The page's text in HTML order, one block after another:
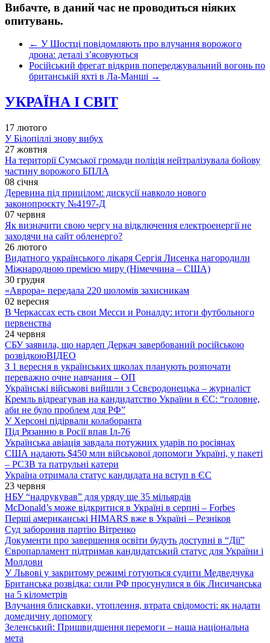
Вибачте, в даний час не проводиться ніяких
опитувань.
← У Шостці повідомляють про влучання ворожого
дрона: деталі з’ясовуються
Російський фрегат відкрив попереджувальний вогонь по
британській яхті в Ла-Манші →
УКРАЇНА І СВІТ
17 лютого
У Білопіллі знову вибух
27 жовтня
На території Сумської громади поліція нейтралізувала бойову
частину ворожого БПЛА
08 січня
Деревина під прицілом: дискусії навколо нового
законопроєкту №4197-Д
07 червня
Як визначити свою чергу на відключення електроенергії не
заходячи на сайт обленерго?
26 лютого
Видатного українського лікаря Сергія Лисенка нагородили
Міжнародною премією миру (Німеччина – США)
30 грудня
«Аврора» передала 220 шоломів захисникам
02 вересня
В Черкассах есть свои Месси и Роналду: итоги футбольного
первенства
24 червня
СБУ заявила, що нардеп Деркач завербований російською
розвідкоюВІДЕО
З 1 вересня в українських школах планують розпочати
переважно очне навчання – ОП
Українські військові вийшли з Сєвєродонецька – журналіст
Кремль відреагував на кандидатство України в ЄС: “головне,
аби не було проблем для РФ”
У Херсоні підірвали колаборанта
Під Рязанню в Росії впав Іл-76
Українська авіація завдала потужних ударів по росіянах
США надають $450 млн військової допомоги Україні, у пакеті
– РСЗВ та патрульні катери
Україна отримала статус кандидата на вступ в ЄС
23 червня
НБУ “надрукував” для уряду ще 35 мільярдів
McDonald’s може відкритися в Україні в серпні – Forbes
Перші американські HIMARS вже в Україні – Резніков
Суд заборонив партію Вітренко
Документи про завершення освіти будуть доступні в “Дії”
Європарламент підтримав кандидатський статус для України і
Молдови
У Львові у закритому режимі готуються судити Медведчука
Британська розвідка: сили РФ просунулися в бік Лисичанська
на 5 кілометрів
Влучання блискавки, утоплення, втрата свідомості: як надати
домедичну допомогу
Зеленський: Пришвидшення перемоги – наша національна
мета